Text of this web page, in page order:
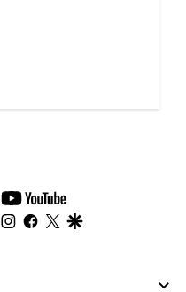
youtube-
footer
instagram
facebook
twitter